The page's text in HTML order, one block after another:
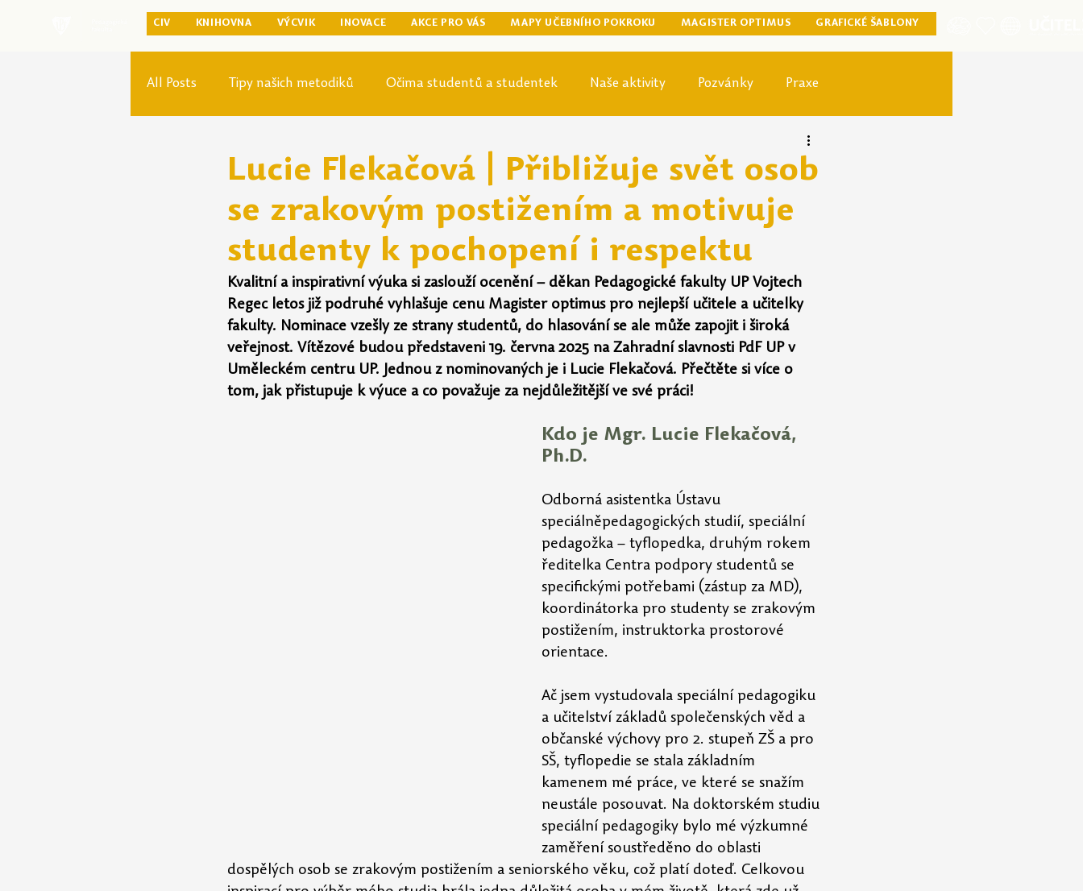
CIV KNIHOVNA VÝCVIK INOVACE AKCE PRO VÁS MAPY UČEBNÍHO POKROKU MAGISTER OPTIMUS GRAFICKÉ ŠABLONY
All Posts Tipy našich metodiků Očima studentů a studentek Naše aktivity Pozvánky Praxe
Lucie Flekačová | Přibližuje svět osob
se zrakovým postižením a motivuje
studenty k pochopení i respektu
Kvalitní a inspirativní výuka si zaslouží ocenění – děkan Pedagogické fakulty UP Vojtech
Regec letos již podruhé vyhlašuje cenu Magister optimus pro nejlepší učitele a učitelky
fakulty. Nominace vzešly ze strany studentů, do hlasování se ale může zapojit i široká
veřejnost. Vítězové budou představeni 19. června 2025 na Zahradní slavnosti PdF UP v
Uměleckém centru UP. Jednou z nominovaných je i Lucie Flekačová. Přečtěte si více o
tom, jak přistupuje k výuce a co považuje za nejdůležitější ve své práci!
Kdo je Mgr. Lucie Flekačová,
Ph.D.
Odborná asistentka Ústavu
speciálněpedagogických studií, speciální
pedagožka – tyflopedka, druhým rokem
ředitelka Centra podpory studentů se
specifickými potřebami (zástup za MD),
koordinátorka pro studenty se zrakovým
postižením, instruktorka prostorové
orientace.
Ač jsem vystudovala speciální pedagogiku
a učitelství základů společenských věd a
občanské výchovy pro 2. stupeň ZŠ a pro
SŠ, tyflopedie se stala základním
kamenem mé práce, ve které se snažím
neustále posouvat. Na doktorském studiu
speciální pedagogiky bylo mé výzkumné
zaměření soustředěno do oblasti
dospělých osob se zrakovým postižením a seniorského věku, což platí doteď. Celkovou